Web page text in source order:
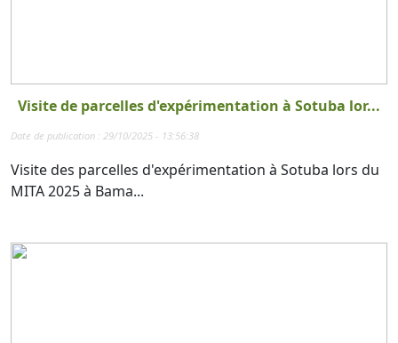
Visite de parcelles d'expérimentation à Sotuba lor...
Date de publication : 29/10/2025 - 13:56:38
Visite des parcelles d'expérimentation à Sotuba lors du
MITA 2025 à Bama...